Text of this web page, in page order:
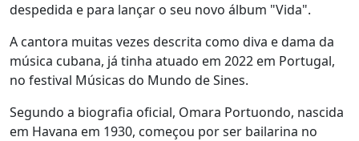
despedida e para lançar o seu novo álbum "Vida".
A cantora muitas vezes descrita como diva e dama da
música cubana, já tinha atuado em 2022 em Portugal,
no festival Músicas do Mundo de Sines.
Segundo a biografia oficial, Omara Portuondo, nascida
em Havana em 1930, começou por ser bailarina no